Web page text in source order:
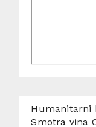
Humanitarni
Smotra vina